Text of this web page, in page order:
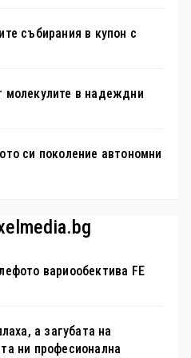
събирания в купон с
молекулите в надеждни
си поколение автономни
вариообектива FE
а загубата на
ни професионална